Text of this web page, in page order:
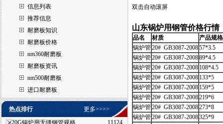
信息列表
推荐信息
耐磨板知识
耐磨板价格
nm360耐磨板
耐磨板资讯
nm500耐磨板
进口耐磨板
热点排行
更多>>>>
20G锅炉用无缝钢管规格
11124
双击自动滚屏
山东锅炉用钢管价格行
品名 材质
产品规
锅炉管20# GB3087-200857*3.5
锅炉管20# GB3087-200889*4.5
锅炉管20# GB3087-2008 108*4.5
锅炉管20# GB3087-2008 133*5
锅炉管20# GB3087-2008 159*5
锅炉管20# GB3087-2008219*6
锅炉管20# GB3087-2008273*8
锅炉管20# GB3087-2008325*9